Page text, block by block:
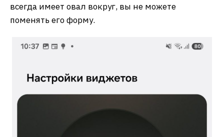
всегда имеет овал вокруг, вы не можете
поменять его форму.